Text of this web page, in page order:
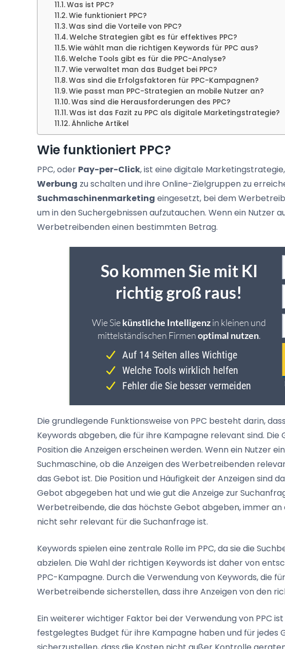
Was ist PPC?
Wie funktioniert PPC?
Was sind die Vorteile von PPC?
Welche Strategien gibt es für effektives PPC?
Wie wählt man die richtigen Keywords für PPC aus?
Welche Tools gibt es für die PPC-Analyse?
Wie verwaltet man das Budget bei PPC?
Was sind die Erfolgsfaktoren für PPC-Kampagnen?
Wie passt man PPC-Strategien an mobile Nutzer an?
Was sind die Herausforderungen des PPC?
Was ist das Fazit zu PPC als digitale Marketingstrategie?
Ähnliche Artikel
Wie funktioniert PPC?
PPC, oder Pay-per-Click, ist eine digitale
Werbung zu schalten und ihre Online-Zielgruppen zu
Suchmaschinenmarketing eingesetzt, bei dem
um in den Suchergebnissen aufzutauchen. Wenn ein Nutzer
Werbetreibenden einen bestimmten Betrag.
Die grundlegende Funktionsweise von PPC besteht darin,
Keywords abgeben, die für ihre Kampagne relevant sind.
Position die Anzeigen erscheinen werden. Wenn ein Nutzer
Suchmaschine, ob die Anzeigen des Werbetreibenden
das Gebot ist. Die Position und Häufigkeit der Anzeigen sind
Gebot abgegeben hat und wie gut die Anzeige zur
Werbetreibende, die das höchste Gebot abgeben, immer
nicht sehr relevant für die Suchanfrage ist.
Keywords spielen eine zentrale Rolle im PPC, da sie die
abzielen. Die Wahl der richtigen Keywords ist daher von
PPC-Kampagne. Durch die Verwendung von Keywords, die
Werbetreibende sicherstellen, dass ihre Anzeigen von den
Ein weiterer wichtiger Faktor bei der Verwendung von PPC
festgelegtes Budget für ihre Kampagne haben und für jedes